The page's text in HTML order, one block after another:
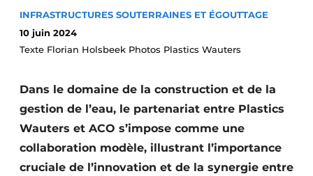
Termes et conditions
Video’s
Construction bois
Contrôle d’accès
Éclairage
INFRASTRUCTURES SOUTERRAINES ET ÉGOUTTAGE
10 juin 2024
Texte Florian Holsbeek Photos Plastics Wauters
Dans le domaine de la construction et de la
gestion de l’eau, le partenariat entre Plastics
Wauters et ACO s’impose comme une
collaboration modèle, illustrant l’importance
cruciale de l’innovation et de la synergie entre